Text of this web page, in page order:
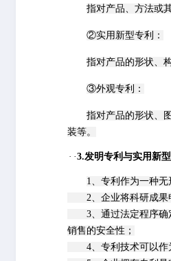
指对产品、方法或
②实用新型专利：
指对产品的形状、
③外观专利：
指对产品的形状、
装等。
· ·3.发明专利与实用新
1、专利作为一种
2、企业将科研成果申
3、通过法定程序确定
销售的安全性；
4、专利技术可以作